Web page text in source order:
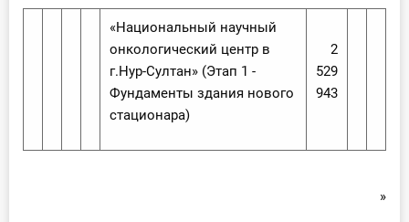
«Национальный научный
онкологический центр в
г.Нур-Султан» (Этап 1 -
Фундаменты здания нового
стационара)
2
529
943
»